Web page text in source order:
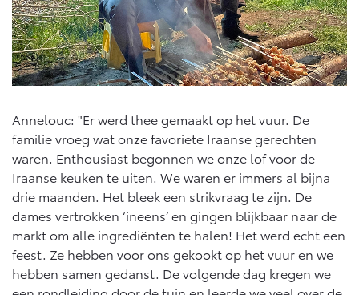
Annelouc: "Er werd thee gemaakt op het vuur. De
familie vroeg wat onze favoriete Iraanse gerechten
waren. Enthousiast begonnen we onze lof voor de
Iraanse keuken te uiten. We waren er immers al bijna
drie maanden. Het bleek een strikvraag te zijn. De
dames vertrokken ‘ineens’ en gingen blijkbaar naar de
markt om alle ingrediënten te halen! Het werd echt een
feest. Ze hebben voor ons gekookt op het vuur en we
hebben samen gedanst. De volgende dag kregen we